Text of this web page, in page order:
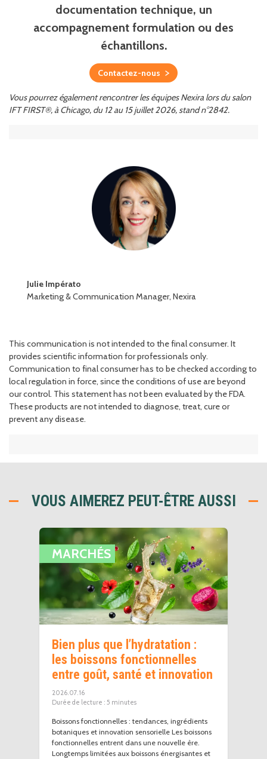
documentation technique, un
accompagnement formulation ou des
échantillons.
Contactez-nous
Vous pourrez également rencontrer les équipes Nexira lors du salon
IFT FIRST®, à Chicago, du 12 au 15 juillet 2026, stand n°2842.
Julie Impérato
Marketing & Communication Manager, Nexira
This communication is not intended to the final consumer. It
provides scientific information for professionals only.
Communication to final consumer has to be checked according to
local regulation in force, since the conditions of use are beyond
our control. This statement has not been evaluated by the FDA.
These products are not intended to diagnose, treat, cure or
prevent any disease.
VOUS AIMEREZ PEUT-ÊTRE AUSSI
MARCHÉS
Bien plus que l’hydratation :
les boissons fonctionnelles
entre goût, santé et innovation
2026.07.16
5 minutes
Boissons fonctionnelles : tendances, ingrédients
botaniques et innovation sensorielle Les boissons
fonctionnelles entrent dans une nouvelle ère.
Longtemps limitées aux boissons énergisantes et